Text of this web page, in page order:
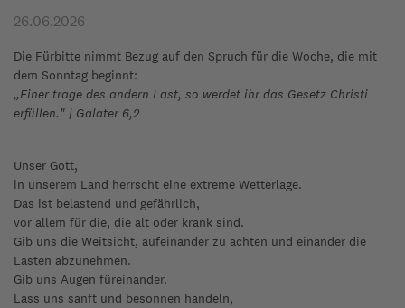
26.06.2026
Die Fürbitte nimmt Bezug auf den Spruch für die Woche, die mit
dem Sonntag beginnt:
„Einer trage des andern Last, so werdet ihr das Gesetz Christi
erfüllen." | Galater 6,2
Unser Gott,
in unserem Land herrscht eine extreme Wetterlage.
Das ist belastend und gefährlich,
vor allem für die, die alt oder krank sind.
Gib uns die Weitsicht, aufeinander zu achten und einander die
Lasten abzunehmen.
Gib uns Augen füreinander.
Lass uns sanft und besonnen handeln,